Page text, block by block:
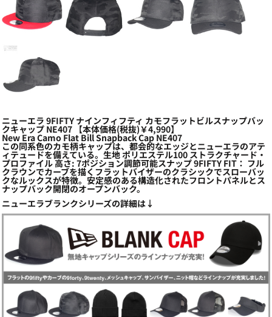
ニューエラ 9FIFTY ナインフィフティ カモフラットビルスナップバッ
クキャップ NE407 【本体価格(税抜)￥4,990】
New Era Camo Flat Bill Snapback Cap NE407
この同系色のカモ柄キャップは、都会的なエッジとニューエラのアテ
ィテュードを備えている。生地 ポリエステル100 ストラクチャード・
プロファイル 高さ: 7ポジション調節可能スナップ 9FIFTY FIT： フル
クラウンでカーブを描くフラットバイザーのクラシックでスローバッ
クなルックスが特徴。安定感のある構造化されたフロントパネルとス
ナップバック開閉のオープンバック。
ニューエラブランクシリーズの詳細は↓